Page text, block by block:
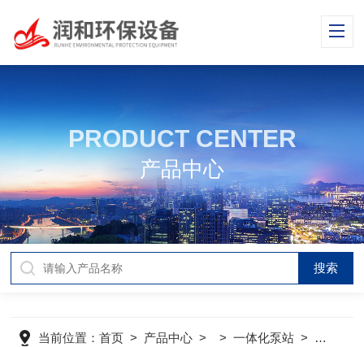
PRODUCT CENTER
产品中心
当前位置：首页 > 产品中心 > >一体化泵站 > 一体化